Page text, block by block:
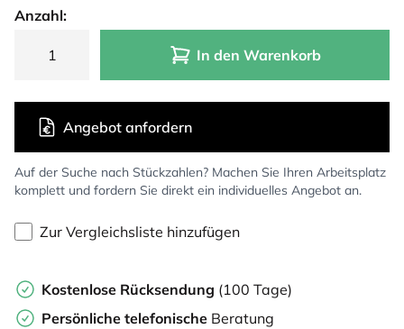
Anzahl:
In den Warenkorb
Auf der Suche nach Stückzahlen? Machen Sie Ihren Arbeitsplatz
komplett und fordern Sie direkt ein individuelles Angebot an.
Angebot anfordern
Zur Vergleichsliste hinzufügen
Kostenlose Rücksendung (100 Tage)
Persönliche telefonische Beratung